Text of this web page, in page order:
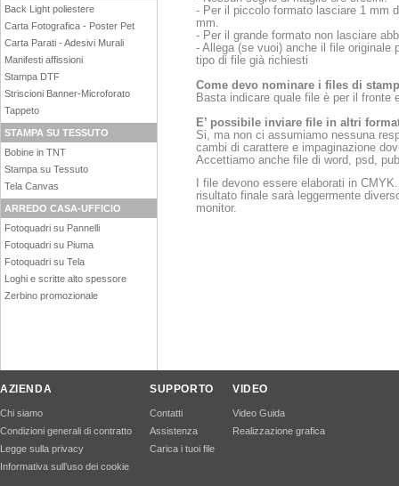
Back Light poliestere
Carta Fotografica - Poster Pet
Carta Parati - Adesivi Murali
Manifesti affissioni
Stampa DTF
Striscioni Banner-Microforato
Tappeto
STAMPA SU TESSUTO
Bobine in TNT
Stampa su Tessuto
Tela Canvas
ARREDO CASA-UFFICIO
Fotoquadri su Pannelli
Fotoquadri su Piuma
Fotoquadri su Tela
Loghi e scritte alto spessore
Zerbino promozionale
- Per il piccolo formato lasciare 1 mm
mm.
- Per il grande formato non lasciare
- Allega (se vuoi) anche il file originale
tipo di file già richiesti
Come devo nominare i files di
Basta indicare quale file è per il fronte
E’ possibile inviare file in altri
Si, ma non ci assumiamo nessuna
cambi di carattere e impaginazione
Accettiamo anche file di word, psd,
I file devono essere elaborati in
risultato finale sarà leggermente
monitor.
AZIENDA
Chi siamo
Condizioni generali di contratto
Legge sulla privacy
Informativa sull’uso dei cookie
SUPPORTO
Contatti
Assistenza
Carica i tuoi file
VIDEO
Video Guida
Realizzazione grafica